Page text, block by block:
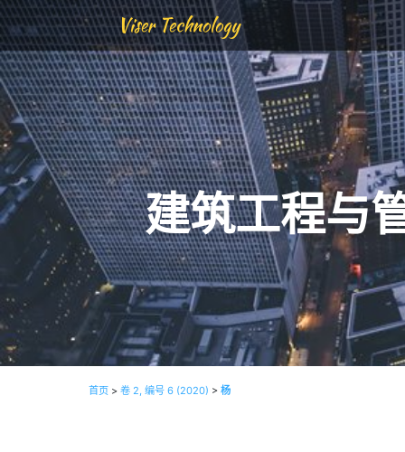
Viser Technology
建筑工程与
首页 > 卷 2, 编号 6 (2020) > 杨